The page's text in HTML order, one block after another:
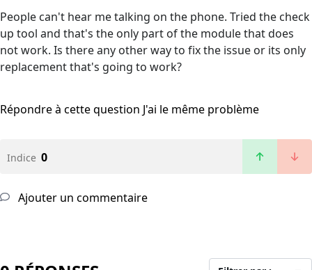
People can't hear me talking on the phone. Tried the check
up tool and that's the only part of the module that does
not work. Is there any other way to fix the issue or its only
replacement that's going to work?
Répondre à cette question J'ai le même problème
Indice 0
Ajouter un commentaire